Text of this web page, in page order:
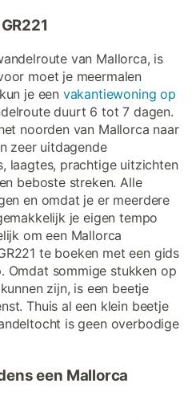
van Mallorca, is
moet je meermalen
je een vakantiewoning op
duurt 6 tot 7 dagen.
noorden van Mallorca naar
zeer uitdagende
laagtes, prachtige uitzichten
beboste streken. Alle
en omdat je er meerdere
je eigen tempo
om een Mallorca
te boeken met een gids
Omdat sommige stukken op
zijn, is een beetje
Thuis al een klein beetje
is geen overbodige
een Mallorca